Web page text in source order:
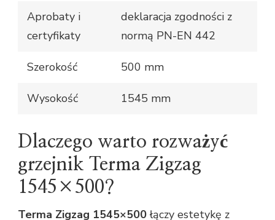
Aprobaty i
certyfikaty
deklaracja zgodności z
normą PN-EN 442
Szerokość 500 mm
Wysokość 1545 mm
Dlaczego warto rozważyć
grzejnik Terma Zigzag
1545×500?
Terma Zigzag 1545×500łączy estetykę z